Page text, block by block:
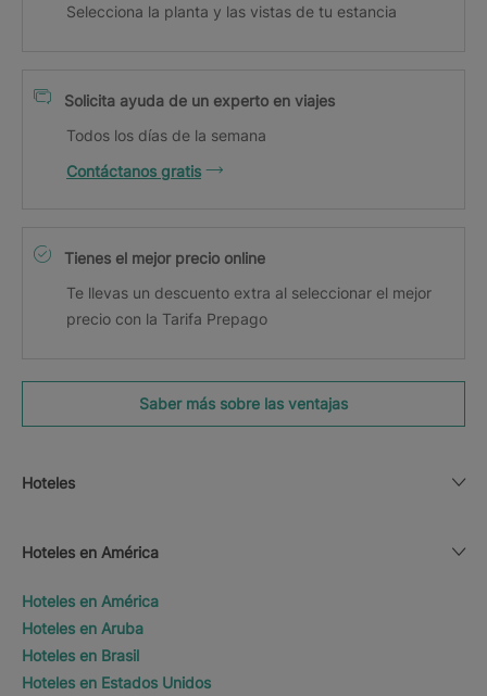
Selecciona la planta y las vistas de tu estancia
Solicita ayuda de un experto en viajes
Todos los días de la semana
Contáctanos gratis
Tienes el mejor precio online
Te llevas un descuento extra al seleccionar el mejor
precio con la Tarifa Prepago
Saber más sobre las ventajas
Hoteles
Hoteles en América
Hoteles en América
Hoteles en Aruba
Hoteles en Brasil
Hoteles en Estados Unidos